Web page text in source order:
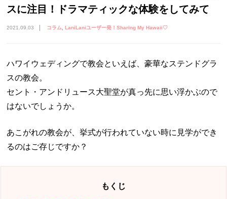
スに注目！ドラマティックな体験をしてみて
2021.09.03 コラム LaniLaniユーザー発！Sharing My Hawaii♡
ハワイウェディングで教会といえば、豪華なステンドグラ
スの教会。
セント・アンドリュース大聖堂が真っ先に思い浮かぶので
はないでしょうか。
あこがれの教会が、挙式が行われていない時に見学ができ
るのはご存じですか？
もくじ